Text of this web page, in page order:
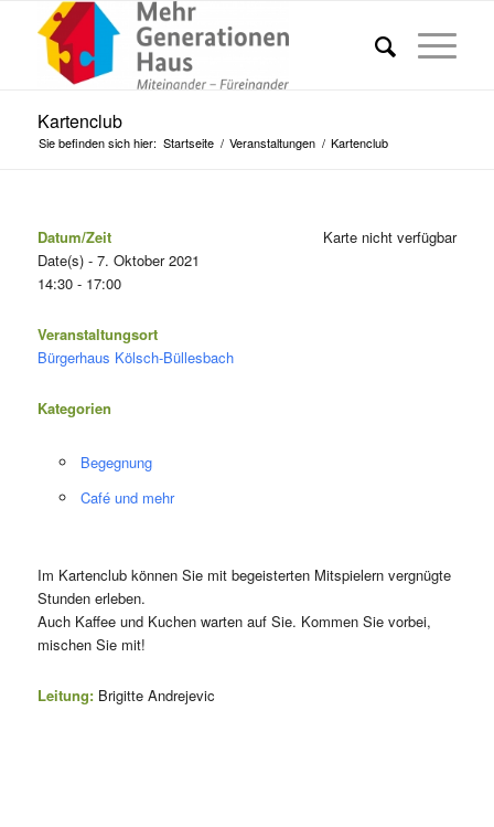
Kartenclub
Sie befinden sich hier: Startseite / Veranstaltungen / Kartenclub
Karte nicht verfügbar
Datum/Zeit
Date(s) - 7. Oktober 2021
14:30 - 17:00
Veranstaltungsort
Bürgerhaus Kölsch-Büllesbach
Kategorien
Begegnung
Café und mehr
Im Kartenclub können Sie mit begeisterten Mitspielern vergnügte
Stunden erleben.
Auch Kaffee und Kuchen warten auf Sie. Kommen Sie vorbei,
mischen Sie mit!
Leitung:Brigitte Andrejevic